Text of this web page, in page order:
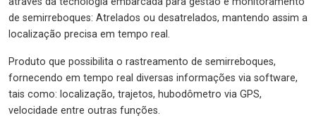
de semirreboques: Atrelados ou desatrelados, mantendo assim a
localização precisa em tempo real.
Produto que possibilita o rastreamento de semirreboques,
fornecendo em tempo real diversas informações via software,
tais como: localização, trajetos, hubodômetro via GPS,
velocidade entre outras funções.